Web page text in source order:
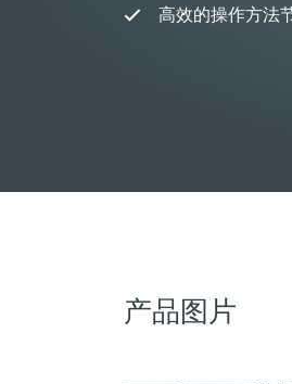
高效的操作方法
产品图片